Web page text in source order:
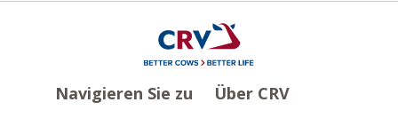
Navigieren Sie zu Über CRV